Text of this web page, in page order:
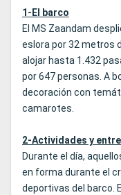
1-El barco
El MS Zaandam
eslora por 32 metros
alojar hasta 1.432
por 647 personas. A
decoración con
camarotes.
2-Actividades y
Durante el día,
en forma durante el
deportivas del barco.